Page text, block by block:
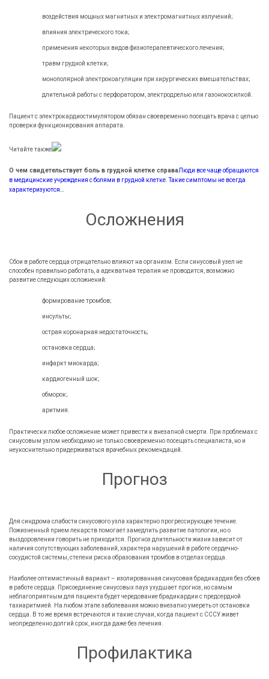
воздействия мощных магнитных и электромагнитных излучений;
влияния электрического тока;
применения некоторых видов физиотерапевтического лечения;
травм грудной клетки;
монополярной электрокоагуляции при хирургических вмешательствах;
длительной работы с перфоратором, электродрелью или газонокосилкой.
Пациент с электрокардиостимулятором обязан своевременно посещать врача с целью
проверки функционирования аппарата.
Читайте также
О чем свидетельствует боль в грудной клетке справаЛюди все чаще обращаются
в медицинские учреждения с болями в грудной клетке. Такие симптомы не всегда
характеризуются…
Осложнения
Сбои в работе сердца отрицательно влияют на организм. Если синусовый узел не
способен правильно работать, а адекватная терапия не проводится, возможно
развитие следующих осложнений:
формирование тромбов;
инсульты;
острая коронарная недостаточность;
остановка сердца;
инфаркт миокарда;
кардиогенный шок;
обморок;
аритмия.
Практически любое осложнение может привести к внезапной смерти. При проблемах с
синусовым узлом необходимо не только своевременно посещать специалиста, но и
неукоснительно придерживаться врачебных рекомендаций.
Прогноз
Для синдрома слабости синусового узла характерно прогрессирующее течение.
Пожизненный прием лекарств помогает замедлить развитие патологии, но о
выздоровлении говорить не приходится. Прогноз длительности жизни зависит от
наличия сопутствующих заболеваний, характера нарушений в работе сердечно-
сосудистой системы, степени риска образования тромбов в отделах сердца.
Наиболее оптимистичный вариант – изолированная синусовая брадикардия без сбоев
в работе сердца. Присоединение синусовых пауз ухудшает прогноз, но самым
неблагоприятным для пациента будет чередование брадикардии с предсердной
тахиаритмией. На любом этапе заболевания можно внезапно умереть от остановки
сердца. В то же время встречаются и такие случаи, когда пациент с СССУ живет
неопределенно долгий срок, иногда даже без лечения.
Профилактика